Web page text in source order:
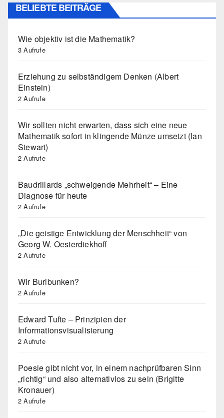
BELIEBTE BEITRÄGE
Wie objektiv ist die Mathematik?
3 Aufrufe
Erziehung zu selbständigem Denken (Albert
Einstein)
2 Aufrufe
Wir sollten nicht erwarten, dass sich eine neue
Mathematik sofort in klingende Münze umsetzt (Ian
Stewart)
2 Aufrufe
Baudrillards „schweigende Mehrheit“ – Eine
Diagnose für heute
2 Aufrufe
„Die geistige Entwicklung der Menschheit“ von
Georg W. Oesterdiekhoff
2 Aufrufe
Wir Buribunken?
2 Aufrufe
Edward Tufte – Prinzipien der
Informationsvisualisierung
2 Aufrufe
Poesie gibt nicht vor, in einem nachprüfbaren Sinn
„richtig“ und also alternativlos zu sein (Brigitte
Kronauer)
2 Aufrufe